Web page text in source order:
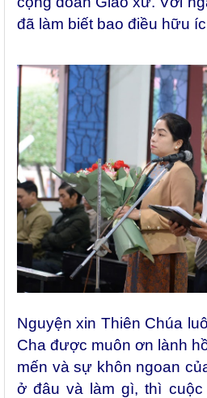
đã làm biết bao điều hữu
Nguyện xin Thiên Chúa
Cha được muôn ơn lành
mến và sự khôn ngoan
ở đâu và làm gì, thì